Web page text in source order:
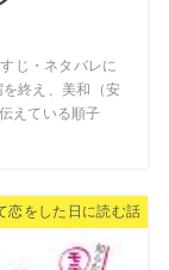
じ・ネタバレに
終え、美和（安
えている順子
恋をした日に読む話